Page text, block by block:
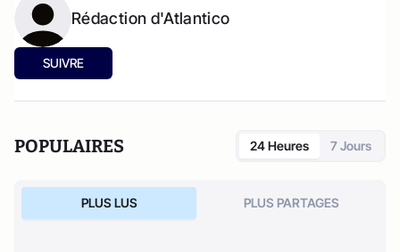
Rédaction d'Atlantico
SUIVRE
POPULAIRES 24 Heures 7 Jours
PLUS LUS PLUS PARTAGES